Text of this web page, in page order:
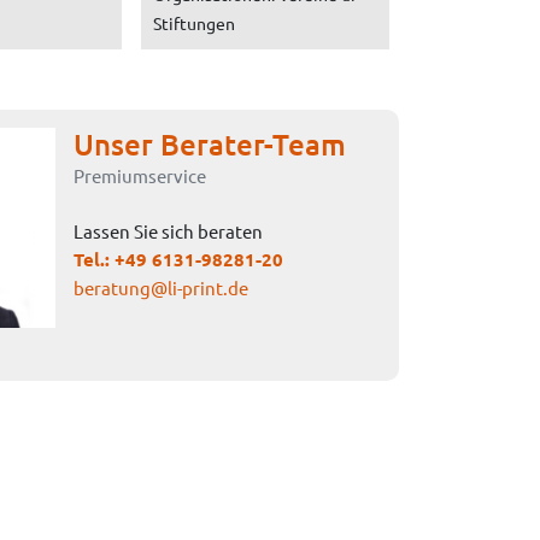
Stiftungen
Unser Berater-Team
Premiumservice
Lassen Sie sich beraten
Tel.: +49 6131-98281-20
beratung@li-print.de